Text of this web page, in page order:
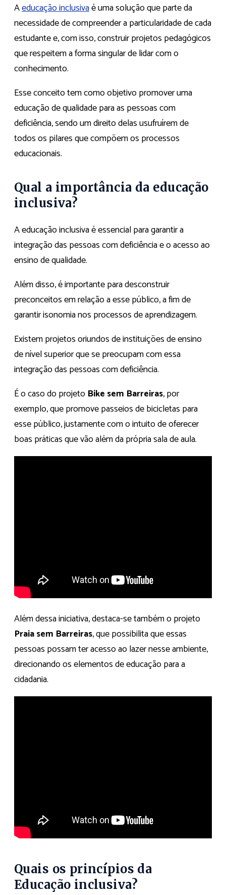
Aeducação inclusivaé uma solução que parte da
necessidade de compreender a particularidade de cada
estudante e, com isso, construir projetos pedagógicos
que respeitem a forma singular de lidar com o
conhecimento.
Esse conceito tem como objetivo promover uma
educação de qualidade para as pessoas com
deficiência, sendo um direito delas usufruírem de
todos os pilares que compõem os processos
educacionais.
Qual a importância da educação
inclusiva?
A educação inclusiva é essencial para garantir a
integração das pessoas com deficiência e o acesso ao
ensino de qualidade.
Além disso, é importante para desconstruir
preconceitos em relação a esse público, a fim de
garantir isonomia nos processos de aprendizagem.
Existem projetos oriundos de instituições de ensino
de nível superior que se preocupam com essa
integração das pessoas com deficiência.
É o caso do projeto Bike sem Barreiras, por
exemplo, que promove passeios de bicicletas para
esse público, justamente com o intuito de oferecer
boas práticas que vão além da própria sala de aula.
Além dessa iniciativa, destaca-se também o projeto
Praia sem Barreiras, que possibilita que essas
pessoas possam ter acesso ao lazer nesse ambiente,
direcionando os elementos de educação para a
cidadania.
Quais os princípios da
Educação inclusiva?